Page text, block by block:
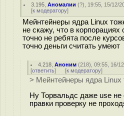
3.195 ,Аномалии (?), 19:55, 15/12/
[к модератору]
Мейнтейнеры ядра Linux
не скажу, что в
точно не ребята после
точно деньги считать умеют
4.218 ,Аноним (218), 09:55, 16/
[ответить] [к модератору]
> Мейнтейнеры ядра Linux
Ну Торвальдс даже use не
правки проверку не